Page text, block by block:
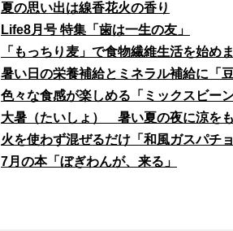
夏の思い出は線香花火の香り
Life8月号 特集「歯は一生の友」
「もっちり麦」で食物繊維生活を始め
暑い日の栄養補給とミネラル補給に「
色々な食感が楽しめる「ミックスビー
大暑（たいしょ） 暑い夏の夜に涼を
火を使わず混ぜるだけ「和風ガスパチョ
7月の本「ぼぎわんが、来る」